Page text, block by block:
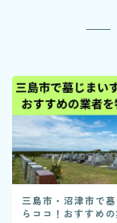
三島市・沼津市で
らココ！おすすめの